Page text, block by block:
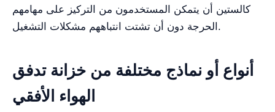
كالستين أن يتمكن المستخدمون من التركيز على مهامهم
الحرجة دون أن تشتت انتباههم مشكلات التشغيل.
أنواع أو نماذج مختلفة من خزانة تدفق
الهواء الأفقي